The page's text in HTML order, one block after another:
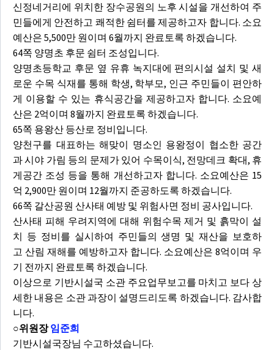
신정네거리에 위치한 장수공원의 노후 시설을 개선하여 주
민들에게 안전하고 쾌적한 쉼터를 제공하고자 합니다. 소요
예산은 5,500만 원이며 6월까지 완료토록 하겠습니다.
64쪽 양명초 후문 쉼터 조성입니다.
양명초등학교 후문 옆 유휴 녹지대에 편의시설 설치 및 새
로운 수목 식재를 통해 학생, 학부모, 인근 주민들이 편안하
게 이용할 수 있는 휴식공간을 제공하고자 합니다. 소요예
산은 2억이며 8월까지 완료토록 하겠습니다.
65쪽 용왕산 등산로 정비입니다.
양천구를 대표하는 해맞이 명소인 용왕정이 협소한 공간
과 시야 가림 등의 문제가 있어 수목이식, 전망데크 확대, 휴
게공간 조성 등을 통해 개선하고자 합니다. 소요예산은 15
억 2,900만 원이며 12월까지 준공하도록 하겠습니다.
66쪽 갈산공원 산사태 예방 및 위험사면 정비 공사입니다.
산사태 피해 우려지역에 대해 위험수목 제거 및 흙막이 설
치 등 정비를 실시하여 주민들의 생명 및 재산을 보호하
고 산림 재해를 예방하고자 합니다. 소요예산은 8억이며 우
기 전까지 완료토록 하겠습니다.
이상으로 기반시설국 소관 주요업무보고를 마치고 보다 상
세한 내용은 소관 과장이 설명드리도록 하겠습니다. 감사합
니다.
○위원장임준희
기반시설국장님 수고하셨습니다.